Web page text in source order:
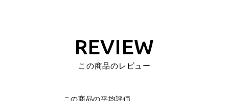
REVIEW
この商品のレビュー